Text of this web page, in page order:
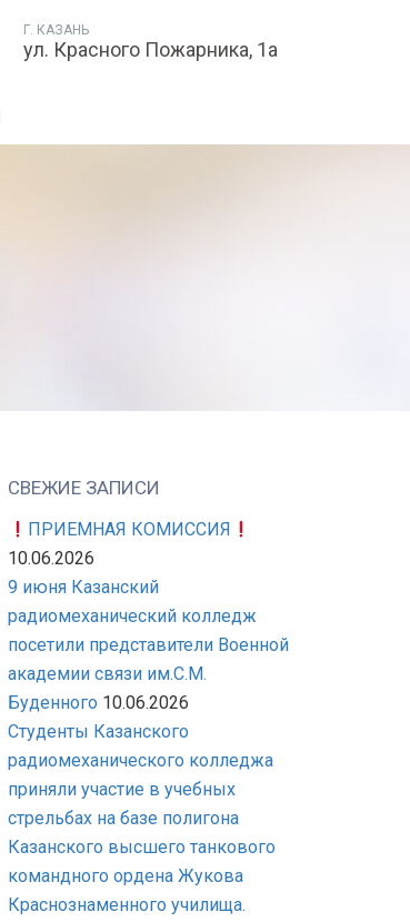
Г. КАЗАНЬ
ул. Красного Пожарника, 1а
СВЕЖИЕ ЗАПИСИ
ПРИЕМНАЯ КОМИССИЯ
10.06.2026
9 июня Казанский
радиомеханический колледж
посетили представители Военной
академии связи им.С.М.
Буденного 10.06.2026
Студенты Казанского
радиомеханического колледжа
приняли участие в учебных
стрельбах на базе полигона
Казанского высшего танкового
командного ордена Жукова
Краснознаменного училища.